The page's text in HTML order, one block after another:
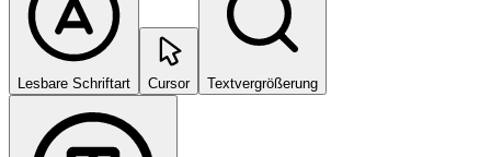
Lesbare Schriftart Cursor Textvergrößerung